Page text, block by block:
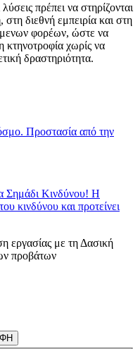
πρέπει να στηρίζονται
διεθνή εμπειρία και στη
φορέων, ώστε να
κτηνοτροφία χωρίς να
δραστηριότητα.
Προστασία από την
Σημάδι Κινδύνου! Η
και προτείνει
με τη Δασική
προβάτων